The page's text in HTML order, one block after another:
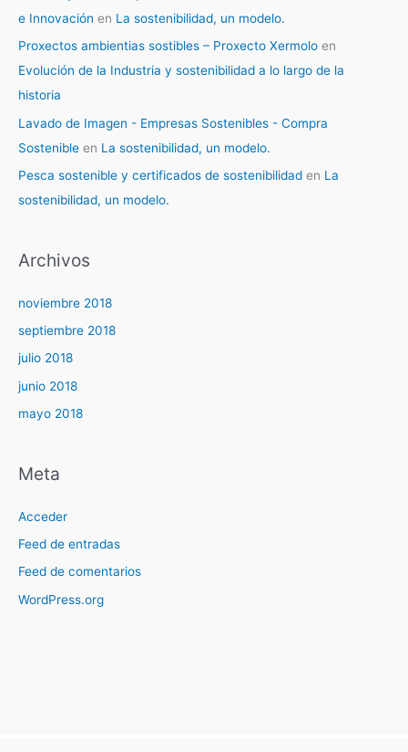
e Innovación en La sostenibilidad, un modelo.
Proxectos ambientias sostibles – Proxecto Xermolo en
Evolución de la Industria y sostenibilidad a lo largo de la
historia
Lavado de Imagen - Empresas Sostenibles - Compra
Sostenible en La sostenibilidad, un modelo.
Pesca sostenible y certificados de sostenibilidad en La
sostenibilidad, un modelo.
Archivos
noviembre 2018
septiembre 2018
julio 2018
junio 2018
mayo 2018
Meta
Acceder
Feed de entradas
Feed de comentarios
WordPress.org